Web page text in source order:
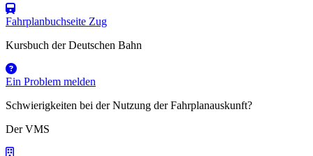
Fahrplanbuchseite Zug
Kursbuch der Deutschen Bahn
Ein Problem melden
Schwierigkeiten bei der Nutzung der Fahrplanauskunft?
Der VMS